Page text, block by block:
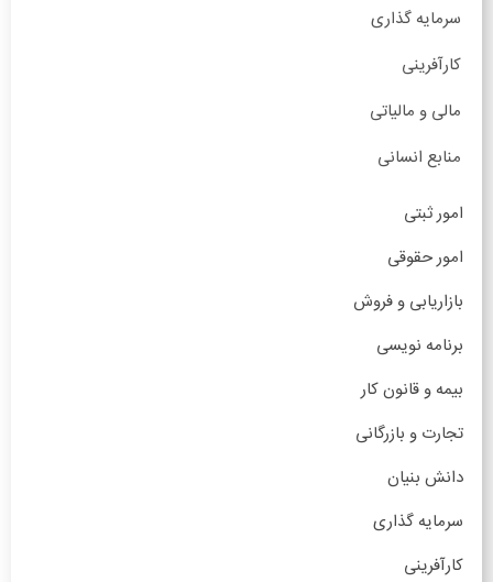
سرمایه گذاری
کارآفرینی
مالی و مالیاتی
منابع انسانی
امور ثبتی
امور حقوقی
بازاریابی و فروش
برنامه نویسی
بیمه و قانون کار
تجارت و بازرگانی
دانش بنیان
سرمایه گذاری
کارآفرینی